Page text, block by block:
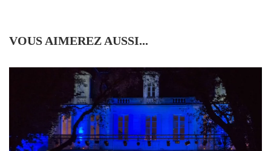
VOUS AIMEREZ AUSSI...